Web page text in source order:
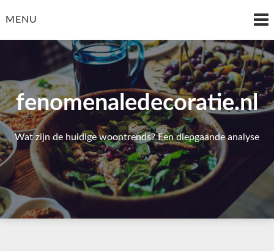
toMENU
fenomenaledecoratie.nl
Wat zijn de huidige woontrends? Een diepgaande analyse